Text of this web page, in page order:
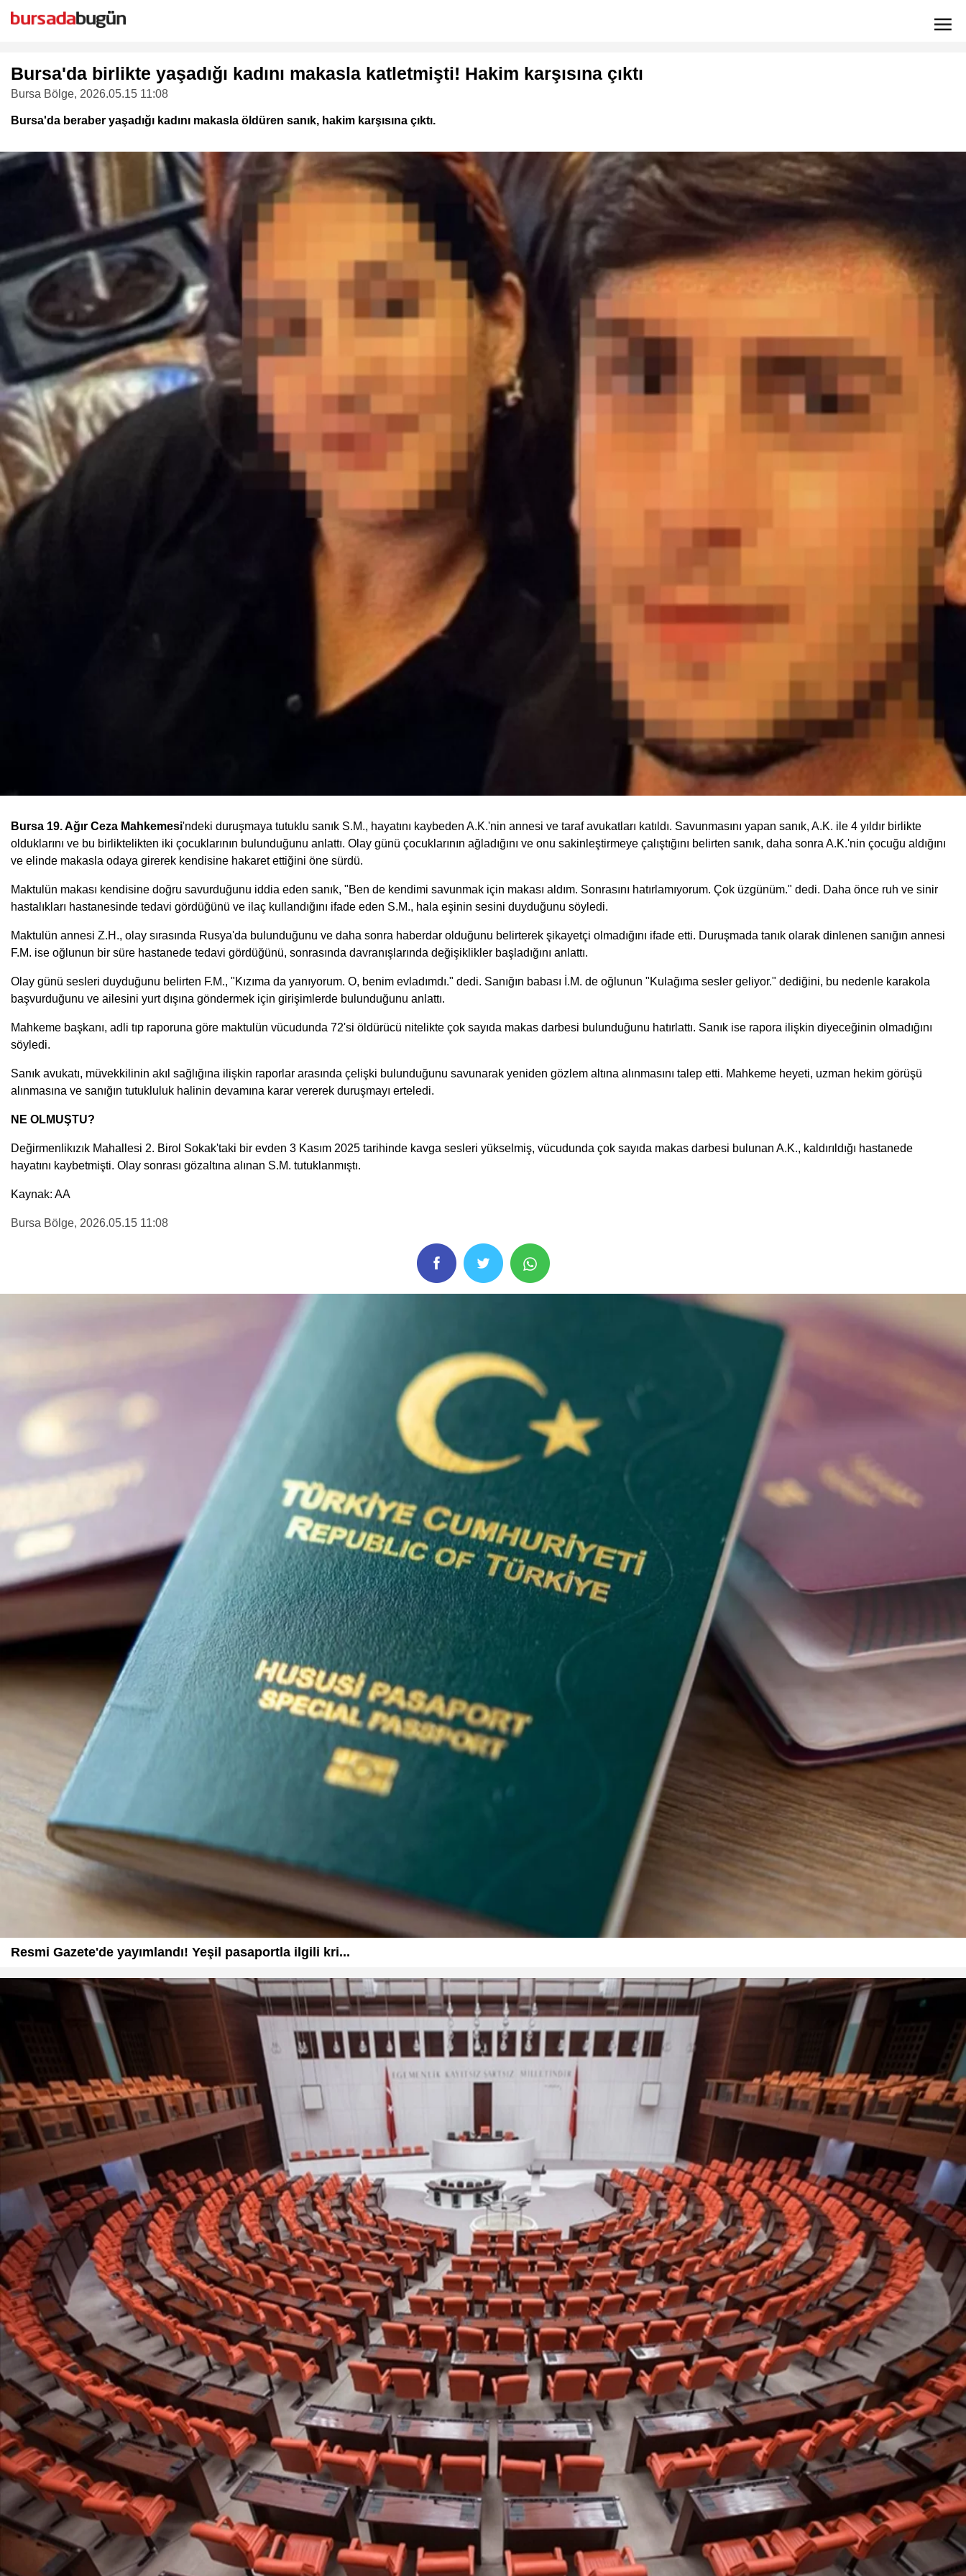
Bursa'da birlikte yaşadığı kadını makasla katletmişti! Hakim karşısına çıktı
Bursa Bölge, 2026.05.15 11:08
Bursa'da beraber yaşadığı kadını makasla öldüren sanık, hakim karşısına çıktı.
Bursa 19. Ağır Ceza Mahkemesi'ndeki duruşmaya tutuklu sanık S.M., hayatını kaybeden A.K.'nin annesi ve taraf avukatları katıldı. Savunmasını yapan sanık, A.K. ile 4 yıldır birlikte
olduklarını ve bu birliktelikten iki çocuklarının bulunduğunu anlattı. Olay günü çocuklarının ağladığını ve onu sakinleştirmeye çalıştığını belirten sanık, daha sonra A.K.'nin çocuğu aldığını
ve elinde makasla odaya girerek kendisine hakaret ettiğini öne sürdü.
Maktulün makası kendisine doğru savurduğunu iddia eden sanık, "Ben de kendimi savunmak için makası aldım. Sonrasını hatırlamıyorum. Çok üzgünüm." dedi. Daha önce ruh ve sinir
hastalıkları hastanesinde tedavi gördüğünü ve ilaç kullandığını ifade eden S.M., hala eşinin sesini duyduğunu söyledi.
Maktulün annesi Z.H., olay sırasında Rusya'da bulunduğunu ve daha sonra haberdar olduğunu belirterek şikayetçi olmadığını ifade etti. Duruşmada tanık olarak dinlenen sanığın annesi
F.M. ise oğlunun bir süre hastanede tedavi gördüğünü, sonrasında davranışlarında değişiklikler başladığını anlattı.
Olay günü sesleri duyduğunu belirten F.M., "Kızıma da yanıyorum. O, benim evladımdı." dedi. Sanığın babası İ.M. de oğlunun "Kulağıma sesler geliyor." dediğini, bu nedenle karakola
başvurduğunu ve ailesini yurt dışına göndermek için girişimlerde bulunduğunu anlattı.
Mahkeme başkanı, adli tıp raporuna göre maktulün vücudunda 72'si öldürücü nitelikte çok sayıda makas darbesi bulunduğunu hatırlattı. Sanık ise rapora ilişkin diyeceğinin olmadığını
söyledi.
Sanık avukatı, müvekkilinin akıl sağlığına ilişkin raporlar arasında çelişki bulunduğunu savunarak yeniden gözlem altına alınmasını talep etti. Mahkeme heyeti, uzman hekim görüşü
alınmasına ve sanığın tutukluluk halinin devamına karar vererek duruşmayı erteledi.
NE OLMUŞTU?
Değirmenlikızık Mahallesi 2. Birol Sokak'taki bir evden 3 Kasım 2025 tarihinde kavga sesleri yükselmiş, vücudunda çok sayıda makas darbesi bulunan A.K., kaldırıldığı hastanede
hayatını kaybetmişti. Olay sonrası gözaltına alınan S.M. tutuklanmıştı.
Kaynak: AA
Bursa Bölge, 2026.05.15 11:08
Resmi Gazete'de yayımlandı! Yeşil pasaportla ilgili kri...